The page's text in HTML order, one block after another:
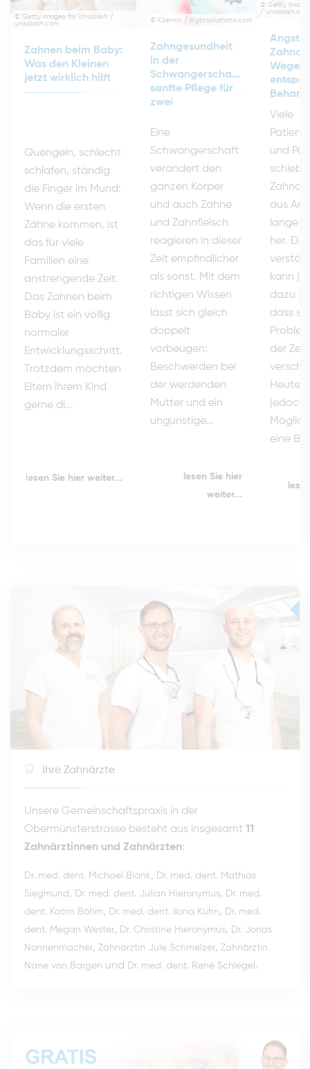
© Getty Images for Unsplash /
unsplash.com
Zahnen beim Baby:
Was den Kleinen
jetzt wirklich hilft
Quengeln, schlecht
schlafen, ständig
die Finger im Mund:
Wenn die ersten
Zähne kommen, ist
das für viele
Familien eine
anstrengende Zeit.
Das Zahnen beim
Baby ist ein völlig
normaler
Entwicklungsschritt.
Trotzdem möchten
Eltern ihrem Kind
gerne di...
lesen Sie hier weiter...
© Kzenon / bigstockphoto.com
Zahngesundheit
in der
Schwangerschaft:
sanfte Pflege für
zwei
Eine
Schwangerschaft
verändert den
ganzen Körper
und auch Zähne
und Zahnfleisch
reagieren in dieser
Zeit empfindlicher
als sonst. Mit dem
richtigen Wissen
lässt sich gleich
doppelt
vorbeugen:
Beschwerden bei
der werdenden
Mutter und ein
ungünstige...
lesen Sie hier
weiter...
© Getty
/ unsplash.com
Angst
Wege
Viele
und
aus
lange
her.
kann
dazu
dass
der Zeit
Heute
jedoch
eine
Ihre Zahnärzte
Unsere Gemeinschaftspraxis in der
Obermünsterstrasse besteht aus insgesamt 11
Zahnärztinnen und Zahnärzten:
Dr. med. dent. Michael Blank, Dr. med. dent. Mathias
Siegmund , Dr. med. dent. Julian Hieronymus, Dr. med.
dent. Katrin Böhm, Dr. med. dent. Ilona Kühn, Dr. med.
dent. Megan Wester, Dr. Christine Hieronymus, Dr. Jonas
Nonnenmacher, Zahnärztin Jule Schmelzer, Zahnärztin
Nane von Bargen und Dr. med. dent. René Schlegel .